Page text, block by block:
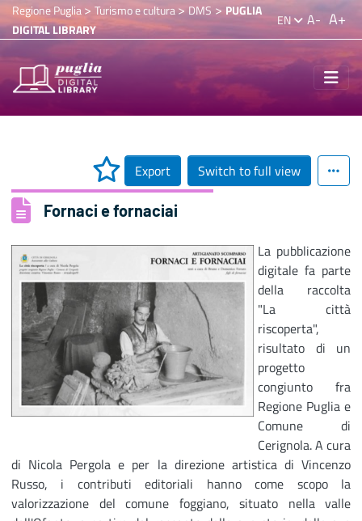
Regione Puglia> Turismo e cultura>DMS > PUGLIA
DIGITAL LIBRARY
EN A- A+
Export Switch to full view
Fornaci e fornaciai
La pubblicazione
digitale fa parte
della raccolta
"La città
riscoperta",
risultato di un
progetto
congiunto fra
Regione Puglia e
Comune di
Cerignola. A cura
di Nicola Pergola e per la direzione artistica di Vincenzo
Russo, i contributi editoriali hanno come scopo la
valorizzazione del comune foggiano, situato nella valle